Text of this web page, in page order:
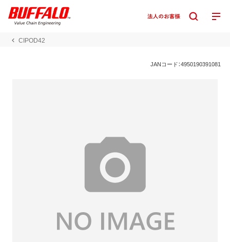
CIPOD42
JANコード：4950190391081